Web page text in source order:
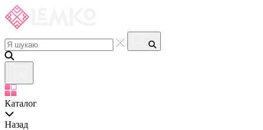
Каталог
Назад